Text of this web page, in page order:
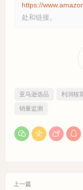
https://
处和链接。
亚马逊选品 利润核
销量监测
上一篇